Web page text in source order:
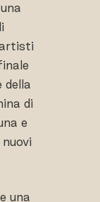
della
di
e
una